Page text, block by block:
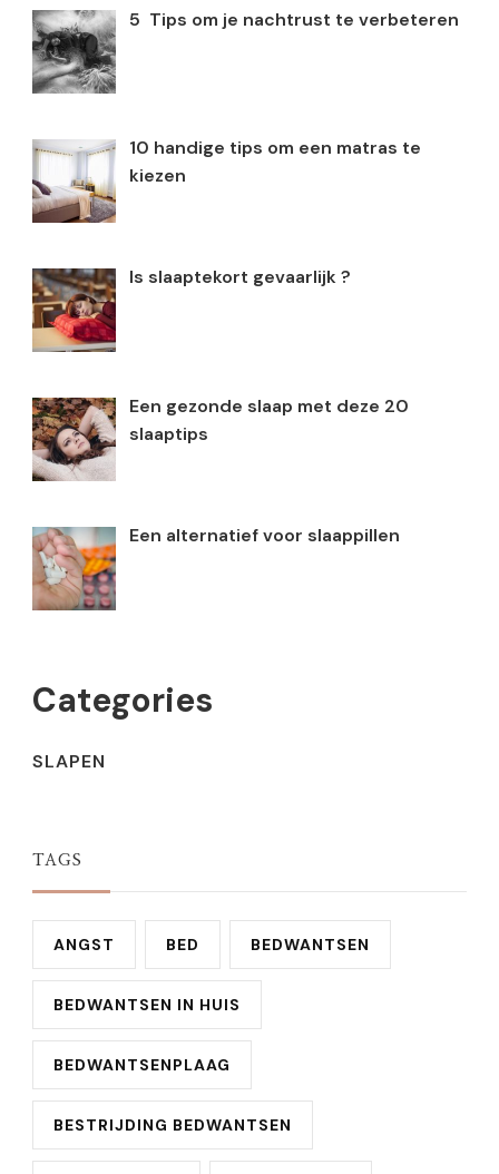
5 Tips om je nachtrust te verbeteren
10 handige tips om een matras te
kiezen
Is slaaptekort gevaarlijk ?
Een gezonde slaap met deze 20
slaaptips
Een alternatief voor slaappillen
Categories
SLAPEN
TAGS
ANGST BED BEDWANTSEN
BEDWANTSEN IN HUIS
BEDWANTSENPLAAG
BESTRIJDING BEDWANTSEN